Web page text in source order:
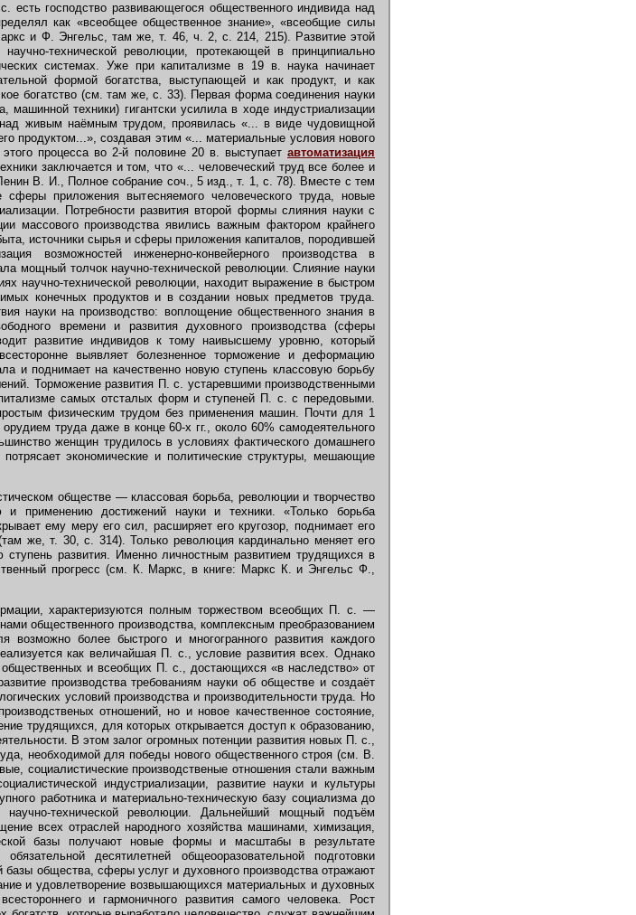
господство развивающегося общественного индивида над
как «всеобщее общественное знание», «всеобщие силы
и Ф. Энгельс, там же, т. 46, ч. 2, с. 214, 215). Развитие этой
технической революции, протекающей в принципиально
системах. Уже при капитализме в 19 в. наука начинает
формой богатства, выступающей и как продукт, и как
богатство (см. там же, с. 33). Первая форма соединения науки
техники) гигантски усилила в ходе индустриализации
живым наёмным трудом, проявилась «... в виде чудовищной
продуктом...», создавая этим «... материальные условия нового
процесса во 2-й половине 20 в. выступает автоматизация
заключается и том, что «... человеческий труд все более и
В. И., Полное собрание соч., 5 изд., т. 1, с. 78). Вместе с тем
приложения вытесняемого человеческого труда, новые
Потребности развития второй формы слияния науки с
массового производства явились важным фактором крайнего
источники сырья и сферы приложения капиталов, породившей
возможностей инженерно-конвейерного производства в
мощный толчок научно-технической революции. Слияние науки
научно-технической революции, находит выражение в быстром
конечных продуктов и в создании новых предметов труда.
науки на производство: воплощение общественного знания в
времени и развития духовного производства (сферы
развитие индивидов к тому наивысшему уровню, который
выявляет болезненное торможение и деформацию
и поднимает на качественно новую ступень классовую борьбу
Торможение развития П. с. устаревшими производственными
самых отсталых форм и ступеней П. с. с передовыми.
физическим трудом без применения машин. Почти для 1
труда даже в конце 60-х гг., около 60% самодеятельного
женщин трудилось в условиях фактического домашнего
экономические и политические структуры, мешающие
обществе — классовая борьба, революции и творчество
применению достижений науки и техники. «Только борьба
ему меру его сил, расширяет его кругозор, поднимает его
же, т. 30, с. 314). Только революция кардинально меняет его
развития. Именно личностным развитием трудящихся в
прогресс (см. К. Маркс, в книге: Маркс К. и Энгельс Ф.,
характеризуются полным торжеством всеобщих П. с. —
общественного производства, комплексным преобразованием
возможно более быстрого и многогранного развития каждого
как величайшая П. с., условие развития всех. Однако
и всеобщих П. с., достающихся «в наследство» от
производства требованиям науки об обществе и создаёт
условий производства и производительности труда. Но
отношений, но и новое качественное состояние,
трудящихся, для которых открывается доступ к образованию,
В этом залог огромных потенции развития новых П. с.,
необходимой для победы нового общественного строя (см. В.
социалистические производственые отношения стали важным
индустриализации, развитие науки и культуры
работника и материально-техническую базу социализма до
технической революции. Дальнейший мощный подъём
всех отраслей народного хозяйства машинами, химизация,
базы получают новые формы и масштабы в результате
десятилетней общеооразовательной подготовки
общества, сферы услуг и духовного производства отражают
и удовлетворение возвышающихся материальных и духовных
и гармоничного развития самого человека. Рост